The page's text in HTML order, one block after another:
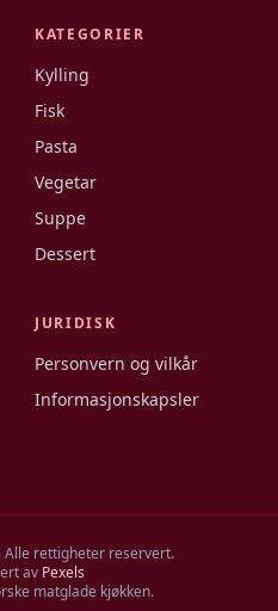
KATEGORIER
Kylling
Fisk
Pasta
Vegetar
Suppe
Dessert
JURIDISK
Personvern og vilkår
Informasjonskapsler
rettigheter reservert.
av Pexels
matglade kjøkken.